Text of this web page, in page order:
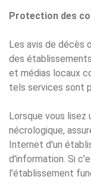
Protection des
Les avis de décès
des
et médias locaux
tels services sont
Lorsque vous lisez
nécrologique,
Internet d'un
d'information. Si
l'établissement